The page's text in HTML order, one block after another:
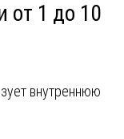
от 1 до 10
внутреннюю